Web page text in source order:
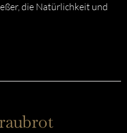
die Natürlichkeit und